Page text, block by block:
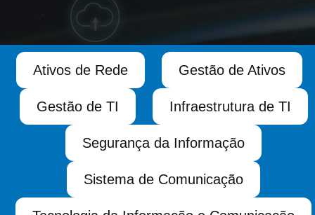
Ativos de Rede Gestão de Ativos
Gestão de TI Infraestrutura de TI
Segurança da Informação
Sistema de Comunicação